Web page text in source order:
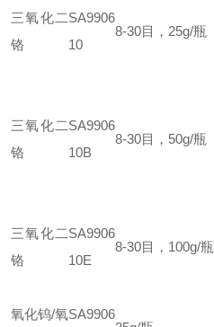
三氧化二
铬
SA9906
10
8-30目，25g/瓶
三氧化二
铬
SA9906
10B
8-30目，50g/瓶
三氧化二
铬
SA9906
10E
8-30目，100g/瓶
氧化钨/氧SA9906